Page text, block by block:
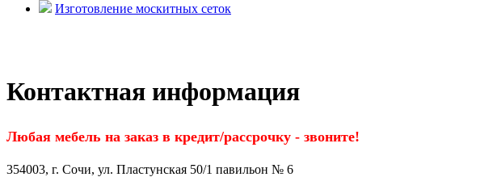
Изготовление москитных сеток
Контактная информация
Любая мебель на заказ в кредит/рассрочку - звоните!
354003, г. Сочи, ул. Пластунская 50/1 павильон № 6